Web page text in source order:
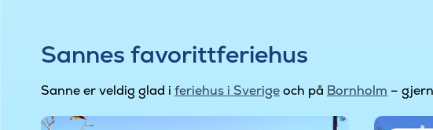
Sannes favorittferiehus
Sanne er veldig glad i feriehus i Sverigeoch på Bornholm –